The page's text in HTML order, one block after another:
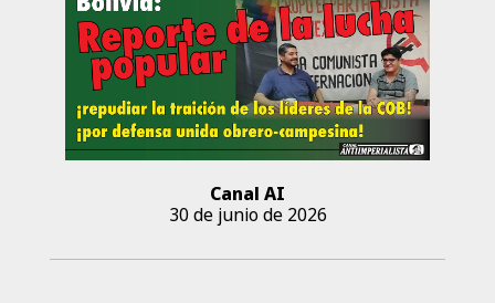
Canal AI
30 de junio de 2026